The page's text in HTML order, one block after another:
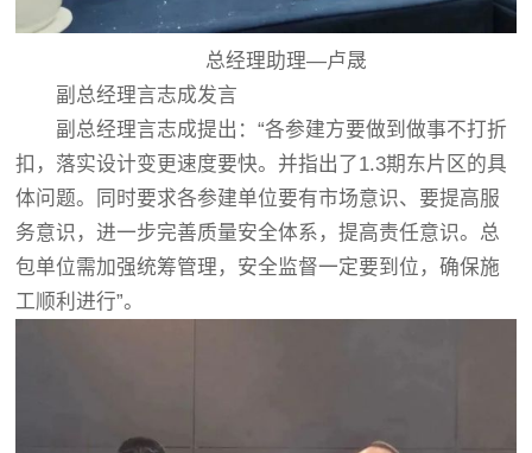
总经理助理—卢晟
副总经理言志成发言
副总经理言志成提出：“各参建方要做到做事不打折
扣，落实设计变更速度要快。并指出了1.3期东片区的具
体问题。同时要求各参建单位要有市场意识、要提高服
务意识，进一步完善质量安全体系，提高责任意识。总
包单位需加强统筹管理，安全监督一定要到位，确保施
工顺利进行”。